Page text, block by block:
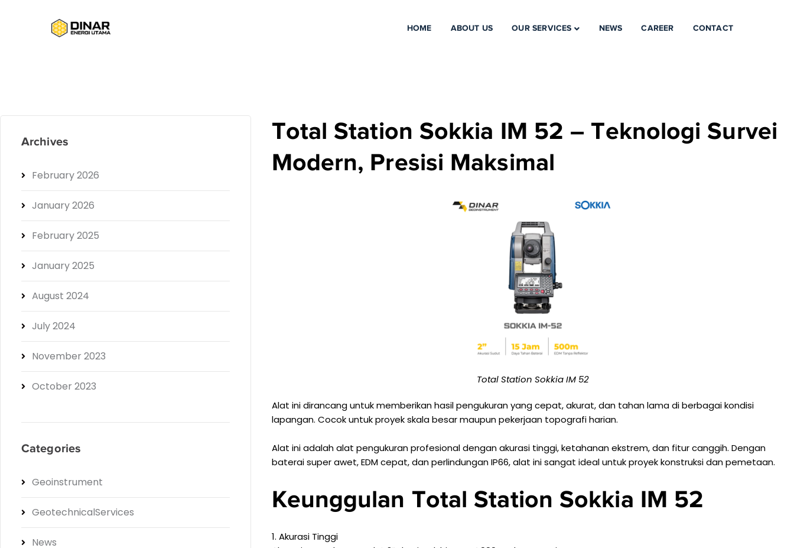
HOME ABOUT US OUR SERVICES NEWS CAREER CONTACT
Total Station Sokkia IM 52 – Teknologi Survei
Modern, Presisi Maksimal
Total Station Sokkia IM 52
Alat ini dirancang untuk memberikan hasil pengukuran yang cepat, akurat, dan tahan lama di berbagai kondisi
lapangan. Cocok untuk proyek skala besar maupun pekerjaan topografi harian.
Alat ini adalah alat pengukuran profesional dengan akurasi tinggi, ketahanan ekstrem, dan fitur canggih. Dengan
baterai super awet, EDM cepat, dan perlindungan IP66, alat ini sangat ideal untuk proyek konstruksi dan pemetaan.
Keunggulan Total Station Sokkia IM 52
1. Akurasi Tinggi
Archives
February 2026
January 2026
February 2025
January 2025
August 2024
July 2024
November 2023
October 2023
Categories
Geoinstrument
GeotechnicalServices
News